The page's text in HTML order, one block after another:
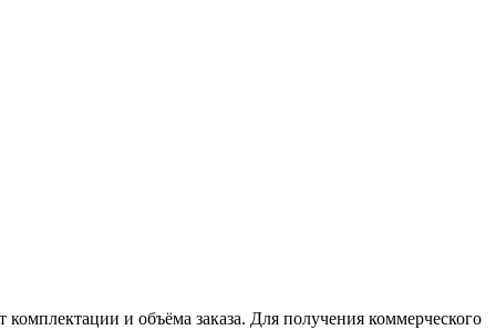
и объёма заказа. Для получения коммерческого